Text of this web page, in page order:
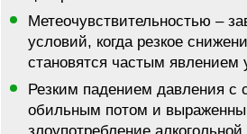
Метеочувствительностью –
условий, когда резкое
становятся частым явлением
Резким падением давления с
обильным потом и